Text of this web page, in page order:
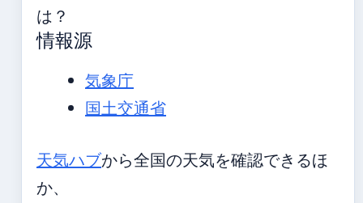
は？
情報源
気象庁
国土交通省
天気ハブから全国の天気を確認できるほ
か、